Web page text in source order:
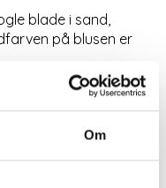
Om
blade i sand,
på blusen er
til pæn brug.